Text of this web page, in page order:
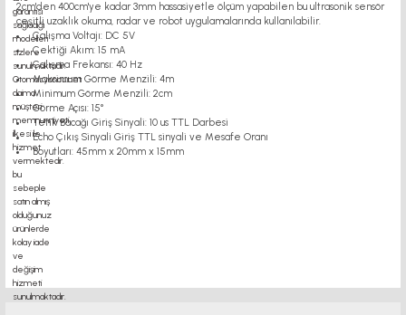
2cm'den 400cm'ye kadar 3mm hassasiyetle ölçüm yapabilen bu ultrasonik sensör
çeşitli uzaklık okuma, radar ve robot uygulamalarında kullanılabilir.
Çalışma Voltajı: DC 5V
Çektiği Akım: 15 mA
Çalışma Frekansı: 40 Hz
Maksimum Görme Menzili: 4m
Minimum Görme Menzili: 2cm
Görme Açısı: 15°
Tetik Bacağı Giriş Sinyali: 10 us TTL Darbesi
Echo Çıkış Sinyali Giriş TTL sinyali ve Mesafe Oranı
Boyutları: 45mm x 20mm x 15mm
mesafe sensörü